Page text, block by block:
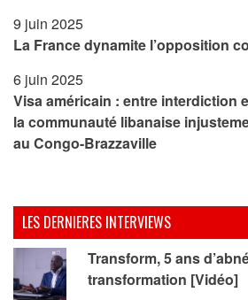
9 juin 2025
La France dynamite l’opposition
6 juin 2025
Visa américain : entre interdiction
la communauté libanaise
au Congo-Brazzaville
LES DERNIERES INTERVIEWS
Transform, 5 ans
transformation [Vidéo]